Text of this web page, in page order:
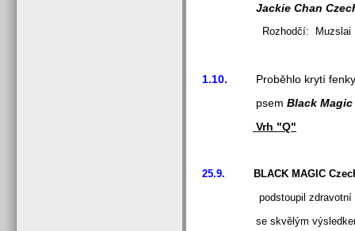
Jackie Chan
Rozhodčí: Muzslai
1.10.
Proběhlo krytí
psem Black Magic
Vrh "Q"
25.9.
BLACK MAGIC
podstoupil
se skvělým